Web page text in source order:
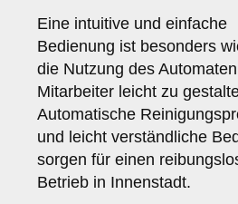
Eine intuitive und einfache
Bedienung ist besonders
die Nutzung des
Mitarbeiter leicht zu
Automatische
und leicht verständliche
sorgen für einen
Betrieb in Innenstadt.